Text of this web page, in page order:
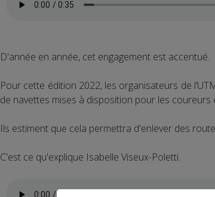
D'année en année, cet engagement est accentué.
Pour cette édition 2022, les organisateurs de
de navettes mises à disposition pour les
Ils estiment que cela permettra d'enlever des
C'est ce qu'explique Isabelle Viseux-Poletti.